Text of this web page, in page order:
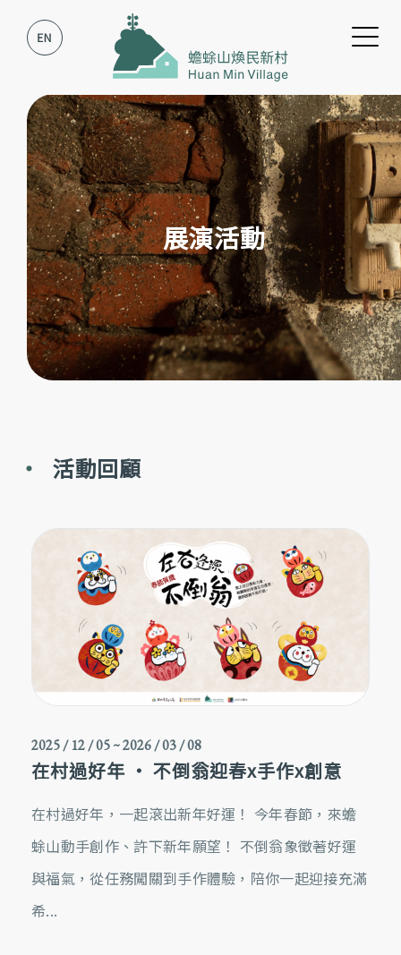
展演活動
活動回顧
2025 / 12 / 05~2026 / 03 / 08
在村過好年 ‧ 不倒翁迎春x手作x創意
在村過好年，一起滾出新年好運！ 今年春節，來蟾
蜍山動手創作、許下新年願望！ 不倒翁象徵著好運
與福氣，從任務闖關到手作體驗，陪你一起迎接充滿
希...